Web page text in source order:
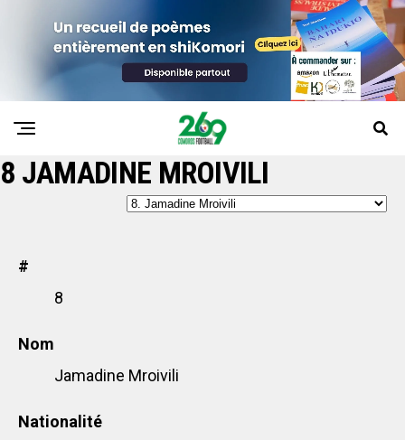
8 JAMADINE MROIVILI
#
8
Nom
Jamadine Mroivili
Nationalité